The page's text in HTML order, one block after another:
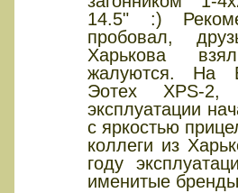
14.5" :)
пробовал,
Харькова
жалуются. На
Эотех XPS-
эксплуатации
с яркостью
коллеги из
году
именитые